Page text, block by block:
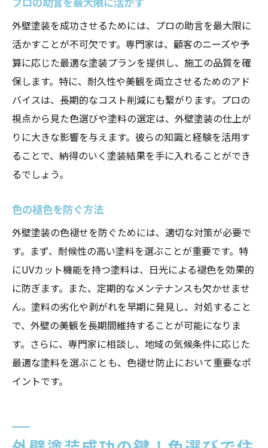
外壁塗装を成功させるためには、プロの助言を最大限に
活かすことが不可欠です。専門家は、顧客のニーズや予
算に応じた最適な塗装プランを提供し、施工の品質を確
保します。特に、耐久性や美観を両立させるためのアド
バイスは、長期的なコスト削減にも繋がります。プロの
視点から見た色選びや塗料の選定は、外壁塗装の仕上が
りに大きな影響を与えます。彼らの知識と経験を活用す
ることで、納得のいく塗装結果を手に入れることができ
るでしょう。
色の褪色を防ぐ方法
外壁塗装の色褪せを防ぐためには、適切な対策が必要で
す。まず、耐候性の高い塗料を選ぶことが重要です。特
にUVカット機能を持つ塗料は、日光による褪色を効果的
に防ぎます。また、定期的なメンテナンスも欠かせませ
ん。塗料の劣化や剥がれを早期に発見し、対処すること
で、外壁の美観を長期間維持することが可能になりま
す。さらに、専門家に相談し、地域の気候条件に応じた
最適な塗料を選ぶことも、色褪せ防止において重要なポ
イントです。